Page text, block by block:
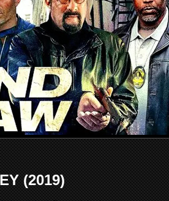
(2019)